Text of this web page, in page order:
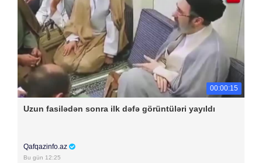
00:00:15
Uzun fasilədən sonra ilk dəfə görüntüləri yayıldı
Qafqazinfo.az
Bu gün 12:25